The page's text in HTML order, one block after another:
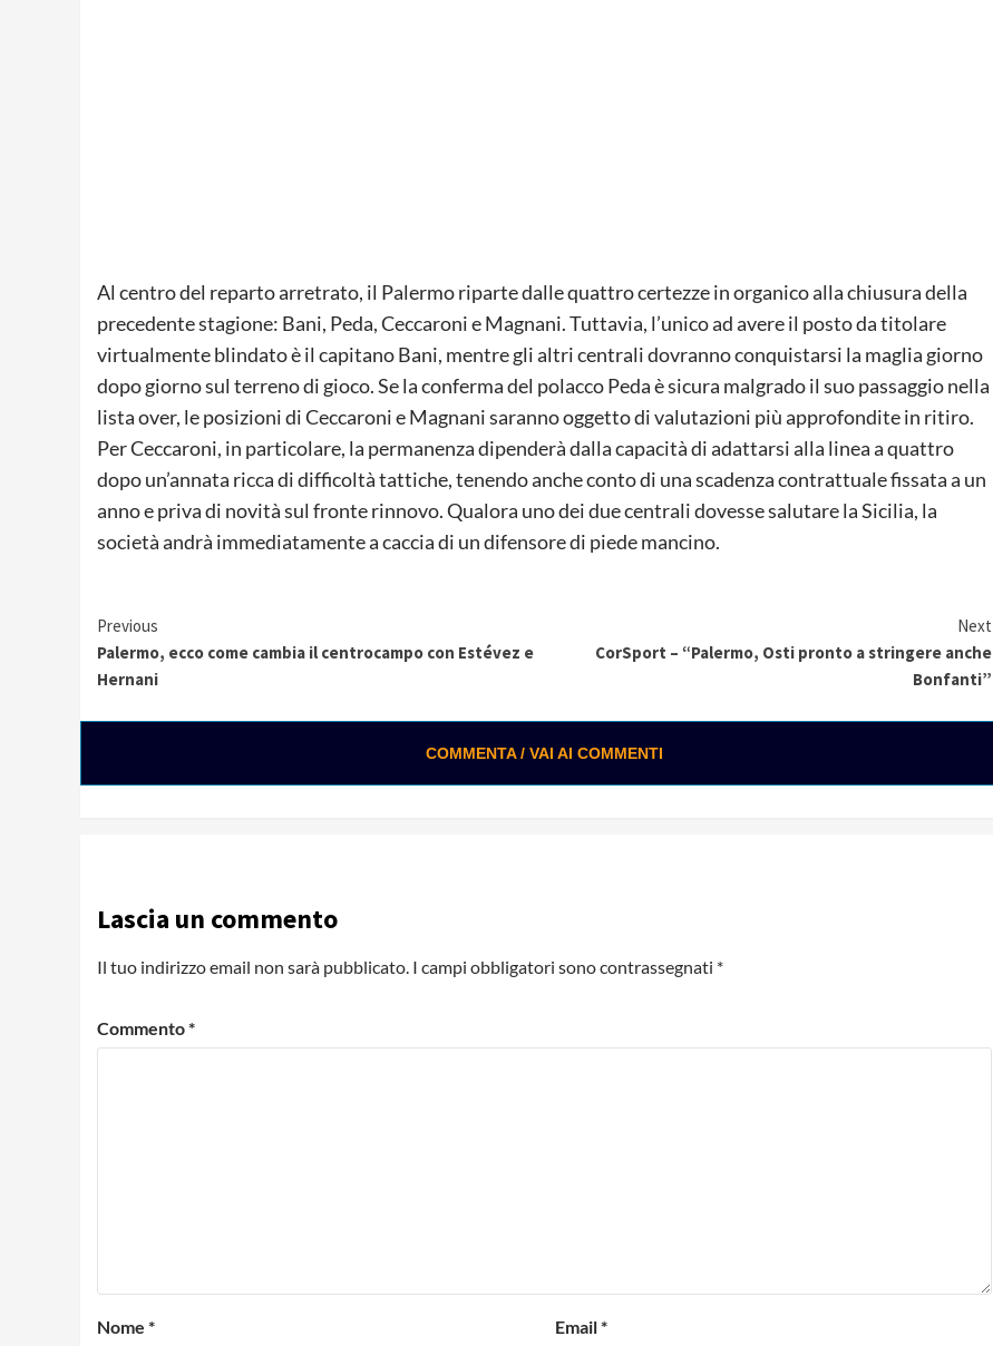
Al centro del reparto arretrato, il Palermo riparte dalle quattro certezze in organico alla chiusura della
precedente stagione: Bani, Peda, Ceccaroni e Magnani. Tuttavia, l’unico ad avere il posto da titolare
virtualmente blindato è il capitano Bani, mentre gli altri centrali dovranno conquistarsi la maglia giorno
dopo giorno sul terreno di gioco. Se la conferma del polacco Peda è sicura malgrado il suo passaggio nella
lista over, le posizioni di Ceccaroni e Magnani saranno oggetto di valutazioni più approfondite in ritiro.
Per Ceccaroni, in particolare, la permanenza dipenderà dalla capacità di adattarsi alla linea a quattro
dopo un’annata ricca di difficoltà tattiche, tenendo anche conto di una scadenza contrattuale fissata a un
anno e priva di novità sul fronte rinnovo. Qualora uno dei due centrali dovesse salutare la Sicilia, la
società andrà immediatamente a caccia di un difensore di piede mancino.
Continue
Reading
Previous
Palermo, ecco come cambia il centrocampo con Estévez e
Hernani
Next
CorSport – “Palermo, Osti pronto a stringere anche
Bonfanti”
COMMENTA / VAI AI COMMENTI
Lascia un commento
Il tuo indirizzo email non sarà pubblicato. I campi obbligatori sono contrassegnati *
Commento*
Nome * Email*